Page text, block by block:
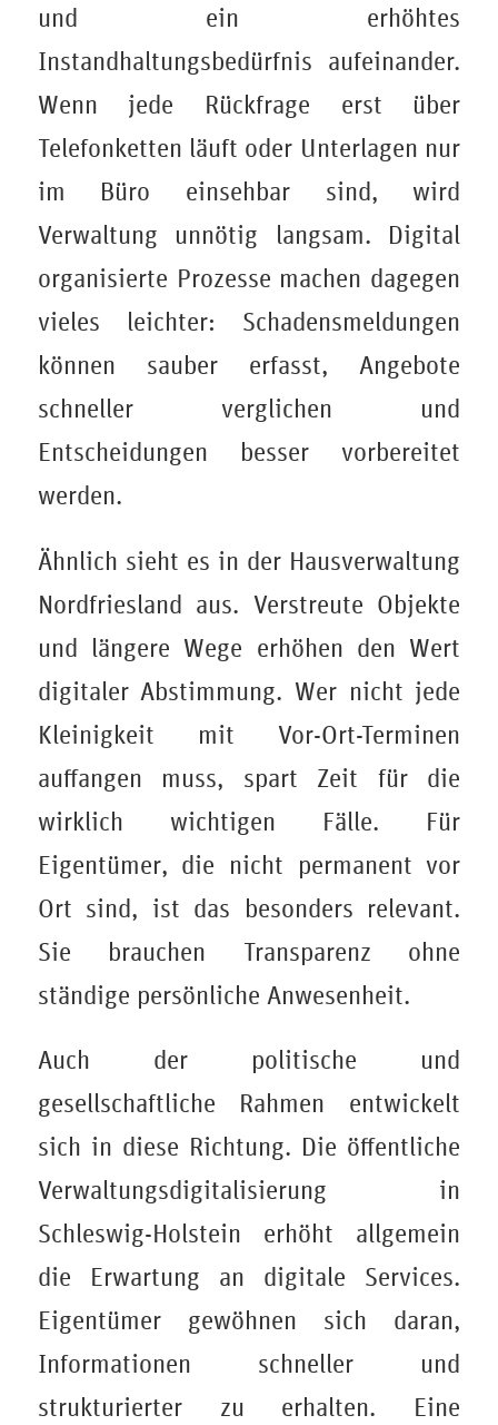
und ein erhöhtes
Instandhaltungsbedürfnis aufeinander.
Wenn jede Rückfrage erst über
Telefonketten läuft oder Unterlagen nur
im Büro einsehbar sind, wird
Verwaltung unnötig langsam. Digital
organisierte Prozesse machen dagegen
vieles leichter: Schadensmeldungen
können sauber erfasst, Angebote
schneller verglichen und
Entscheidungen besser vorbereitet
werden.
Ähnlich sieht es in der Hausverwaltung
Nordfriesland aus. Verstreute Objekte
und längere Wege erhöhen den Wert
digitaler Abstimmung. Wer nicht jede
Kleinigkeit mit Vor-Ort-Terminen
auffangen muss, spart Zeit für die
wirklich wichtigen Fälle. Für
Eigentümer, die nicht permanent vor
Ort sind, ist das besonders relevant.
Sie brauchen Transparenz ohne
ständige persönliche Anwesenheit.
Auch der politische und
gesellschaftliche Rahmen entwickelt
sich in diese Richtung. Die öffentliche
Verwaltungsdigitalisierung in
Schleswig-Holstein erhöht allgemein
die Erwartung an digitale Services.
Eigentümer gewöhnen sich daran,
Informationen schneller und
strukturierter zu erhalten. Eine